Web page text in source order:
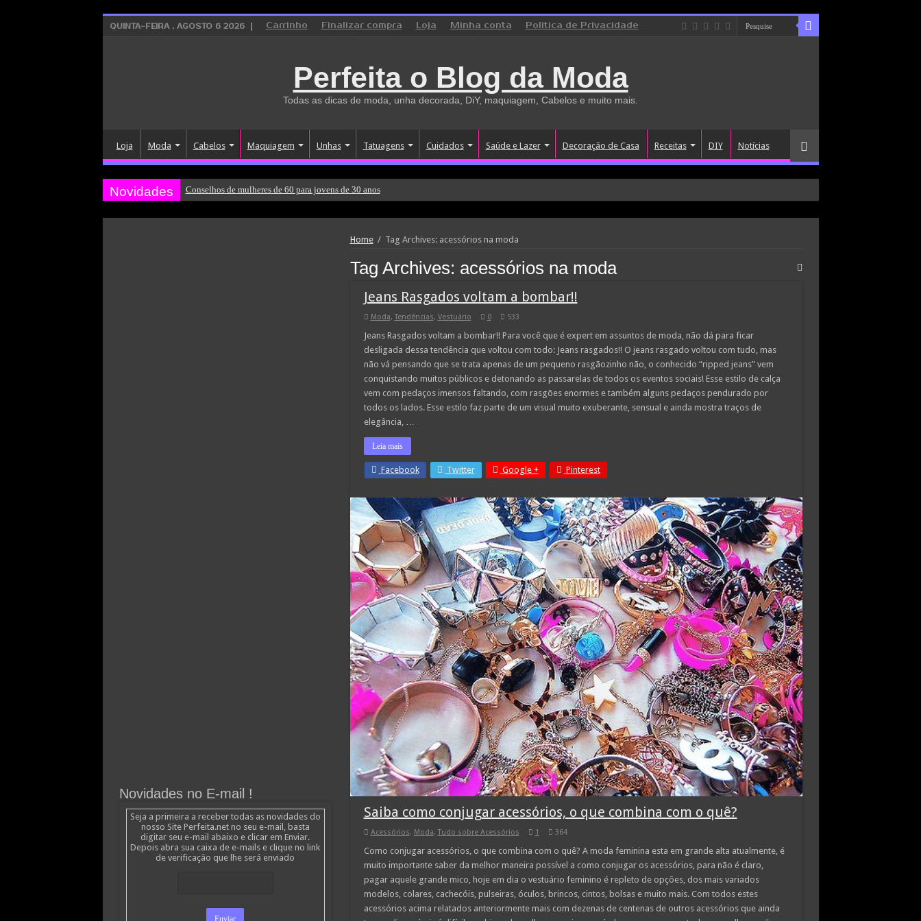
QUINTA-FEIRA , AGOSTO 6 2026 Carrinho Finalizar compra Loja Minha conta Politica de Privacidade
Perfeita o Blog da Moda
Todas as dicas de moda, unha decorada, DiY, maquiagem, Cabelos e muito mais.
Loja Moda Cabelos Maquiagem Unhas Tatuagens Cuidados Saúde e Lazer Decoração de Casa Receitas DIY Notícias
Novidades Conselhos de mulheres de 60 para jovens de 30 anos
Home / Tag Archives: acessórios na moda
Tag Archives: acessórios na moda
Jeans Rasgados voltam a bombar!!
Moda, Tendências, Vestuário 0 533
Jeans Rasgados voltam a bombar!! Para você que é expert em assuntos de moda, não dá para ficar
desligada dessa tendência que voltou com todo: Jeans rasgados!! O jeans rasgado voltou com tudo, mas
não vá pensando que se trata apenas de um pequeno rasgãozinho não, o conhecido “ripped jeans” vem
conquistando muitos públicos e detonando as passarelas de todos os eventos sociais! Esse estilo de calça
vem com pedaços imensos faltando, com rasgões enormes e também alguns pedaços pendurado por
todos os lados. Esse estilo faz parte de um visual muito exuberante, sensual e ainda mostra traços de
elegância, …
Leia mais
Facebook Twitter Google + Pinterest
Saiba como conjugar acessórios, o que combina com o quê?
Acessórios, Moda, Tudo sobre Acessórios 1 364
Como conjugar acessórios, o que combina com o quê? A moda feminina esta em grande alta atualmente, é
muito importante saber da melhor maneira possível a como conjugar os acessórios, para não é claro,
pagar aquele grande mico, hoje em dia o vestuário feminino é repleto de opções, dos mais variados
modelos, colares, cachecóis, pulseiras, óculos, brincos, cintos, bolsas e muito mais. Com todos estes
acessórios acima relatados anteriormente mais com dezenas de centenas de outros acessórios que ainda
Novidades no E-mail !
Seja a primeira a receber todas as novidades do
nosso Site Perfeita.net no seu e-mail, basta
digitar seu e-mail abaixo e clicar em Enviar.
Depois abra sua caixa de e-mails e clique no link
de verificação que lhe será enviado